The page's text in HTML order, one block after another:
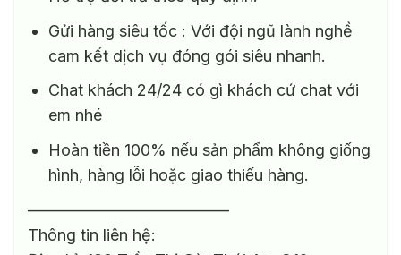
Gửi hàng siêu tốc : Với đội ngũ lành nghề
cam kết dịch vụ đóng gói siêu nhanh.
Chat khách 24/24 có gì khách cứ chat với
em nhé
Hoàn tiền 100% nếu sản phẩm không giống
hình, hàng lỗi hoặc giao thiếu hàng.
————————————–
Thông tin liên hệ: